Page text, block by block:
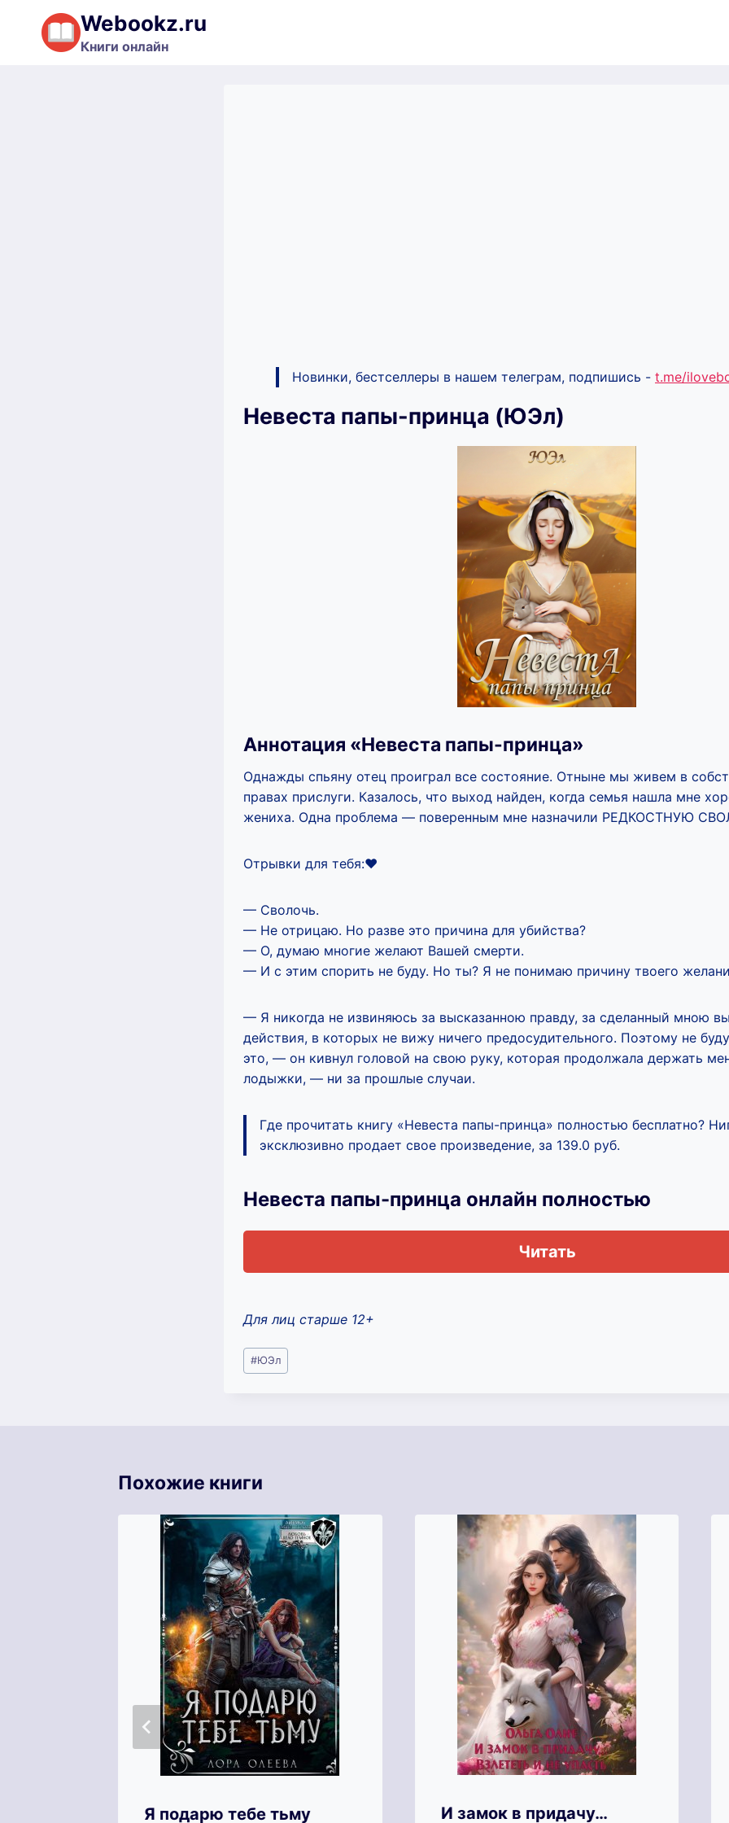
Перейти
содержимому
Webookz.ru
Книги онлайн
Новинки, бестселлеры в нашем телеграм, подпишись - t.me/
Невеста папы-принца (ЮЭл)
Аннотация «Невеста папы-принца»
Однажды спьяну отец проиграл все состояние. Отныне мы живем в
правах прислуги. Казалось, что выход найден, когда семья нашла мне
жениха. Одна проблема — поверенным мне назначили РЕДКОСТНУЮ
Отрывки для тебя:❤️
— Сволочь.
— Не отрицаю. Но разве это причина для убийства?
— О, думаю многие желают Вашей смерти.
— И с этим спорить не буду. Но ты? Я не понимаю причину твоего
— Я никогда не извиняюсь за высказанною правду, за сделанный мною
действия, в которых не вижу ничего предосудительного. Поэтому не
это, — он кивнул головой на свою руку, которая продолжала держать
лодыжки, — ни за прошлые случаи.
Где прочитать книгу «Невеста папы-принца» полностью бесплатно?
эксклюзивно продает свое произведение, за 139.0 руб.
Невеста папы-принца онлайн полностью
Читать
Для лиц старше 12+
Метки
записи:
#ЮЭл
Похожие книги
Я подарю тебе тьму И замок в придачу…